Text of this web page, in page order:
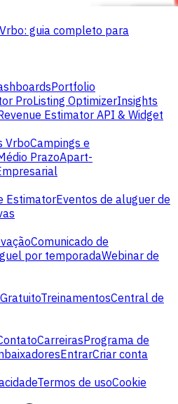
guia completo para
Portfolio
ProListing OptimizerInsights
Estimator API & Widget
VrboCampings e
PrazoApart-
EstimatorEventos de aluguer de
Comunicado de
por temporadaWebinar de
TreinamentosCentral de
CarreirasPrograma de
EntrarCriar conta
Termos de usoCookie